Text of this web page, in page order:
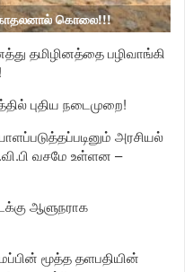
காதலனால் கொலை!!!
தமிழினத்தை பழிவாங்கி
புதிய நடைமுறை!
அரசியல்
வசமே உள்ளன –
ஆளுநராக
மூத்த தளபதியின்